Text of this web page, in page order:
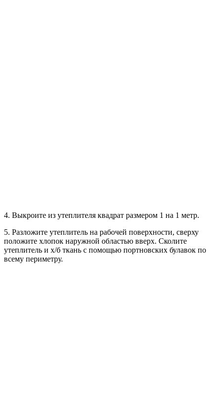
4. Выкроите из утеплителя квадрат размером 1 на 1 метр.
5. Разложите утеплитель на рабочей поверхности, сверху
положите хлопок наружной областью вверх. Сколите
утеплитель и х/б ткань с помощью портновских булавок по
всему периметру.